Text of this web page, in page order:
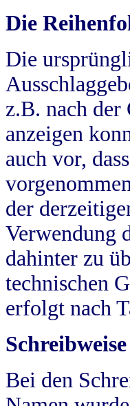
Die
Die
z.B. nach
anzeigen
auch vor,
der
Verwendung
dahinter zu
technischen
erfolgt nach
Bei den